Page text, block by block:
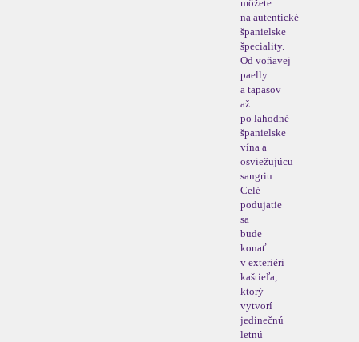
môžete
na autentické
španielske
špeciality.
Od voňavej
paelly
a tapasov
až
po lahodné
španielske
vína a
osviežujúcu
sangriu.
Celé
podujatie
sa
bude
konať
v exteriéri
kaštieľa,
ktorý
vytvorí
jedinečnú
letnú